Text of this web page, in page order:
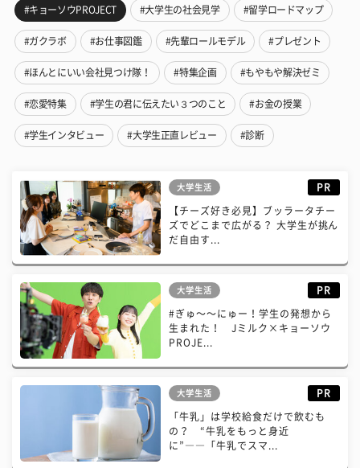
#キョーソウPROJECT #大学生の社会見学 #留学ロードマップ
#ガクラボ #お仕事図鑑 #先輩ロールモデル #プレゼント
#ほんとにいい会社見つけ隊！ #特集企画 #もやもや解決ゼミ
#恋愛特集 #学生の君に伝えたい３つのこと #お金の授業
#学生インタビュー #大学生正直レビュー #診断
大学生活 PR
【チーズ好き必見】ブッラータチー
ズでどこまで広がる？ 大学生が挑ん
だ自由す...
大学生活 PR
#ぎゅ〜〜にゅー！学生の発想から
生まれた！ Jミルク×キョーソウ
PROJE...
大学生活 PR
「牛乳」は学校給食だけで飲むも
の？ “牛乳をもっと身近
に”――「牛乳でスマ...